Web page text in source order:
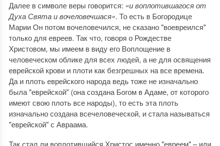
Далее в символе веры говорится: «и воплотившагося от
Духа Свята и вочеловечшася». То есть в Богородице
Марии Он потом вочеловечился, не сказано "воевреился"
только для евреев. Так что, говоря о Рождестве
Христовом, мы имеем в виду его Воплощение в
человеческом облике для всех людей, а не для освящения
еврейской крови и плоти как безгрешных на все времена.
Да и плоть еврейского народа ведь тоже не изначально
была "еврейской" (она создана Богом в Адаме, от которого
имеют свою плоть все народы), то есть эта плоть
изначально создана всечеловеческой, и стала называться
"еврейской" с Авраама.
Так стал ли воплотившийся Христос именно "евреем" – или